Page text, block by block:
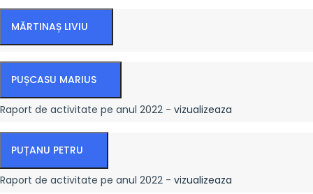
MĂRTINAȘ LIVIU
PUȘCASU MARIUS
Raport de activitate pe anul 2022 - vizualizeaza
PUȚANU PETRU
Raport de activitate pe anul 2022 - vizualizeaza